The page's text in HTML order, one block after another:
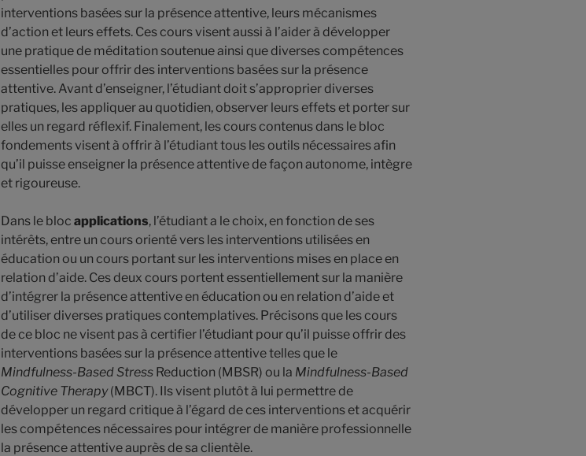
interventions basées sur la présence attentive, leurs mécanismes
d’action et leurs effets. Ces cours visent aussi à l’aider à développer
une pratique de méditation soutenue ainsi que diverses compétences
essentielles pour offrir des interventions basées sur la présence
attentive. Avant d’enseigner, l’étudiant doit s’approprier diverses
pratiques, les appliquer au quotidien, observer leurs effets et porter sur
elles un regard réflexif. Finalement, les cours contenus dans le bloc
fondements visent à offrir à l’étudiant tous les outils nécessaires afin
qu’il puisse enseigner la présence attentive de façon autonome, intègre
et rigoureuse.
Dans le bloc applications, l’étudiant a le choix, en fonction de ses
intérêts, entre un cours orienté vers les interventions utilisées en
éducation ou un cours portant sur les interventions mises en place en
relation d’aide. Ces deux cours portent essentiellement sur la manière
d’intégrer la présence attentive en éducation ou en relation d’aide et
d’utiliser diverses pratiques contemplatives. Précisons que les cours
de ce bloc ne visent pas à certifier l’étudiant pour qu’il puisse offrir des
interventions basées sur la présence attentive telles que le
Mindfulness-Based Stress Reduction (MBSR) ou la Mindfulness-Based
Cognitive Therapy(MBCT). Ils visent plutôt à lui permettre de
développer un regard critique à l’égard de ces interventions et acquérir
les compétences nécessaires pour intégrer de manière professionnelle
la présence attentive auprès de sa clientèle.